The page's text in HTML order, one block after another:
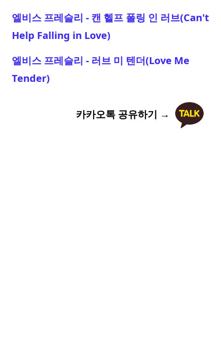
엘비스 프레슬리 - 캔 헬프 폴링 인 러브(Can't
Help Falling in Love)
엘비스 프레슬리 - 러브 미 텐더(Love Me
Tender)
카카오톡 공유하기 →